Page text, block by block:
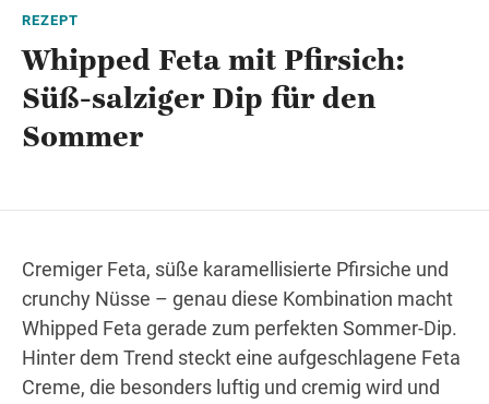
REZEPT
Whipped Feta mit Pfirsich:
Süß-salziger Dip für den
Sommer
Cremiger Feta, süße karamellisierte Pfirsiche und
crunchy Nüsse – genau diese Kombination macht
Whipped Feta gerade zum perfekten Sommer-Dip.
Hinter dem Trend steckt eine aufgeschlagene Feta
Creme, die besonders luftig und cremig wird und